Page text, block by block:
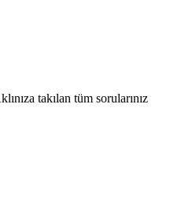
takılan tüm sorularınız